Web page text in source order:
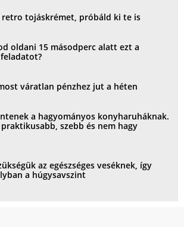
retro tojáskrémet, próbáld ki te is
oldani 15 másodperc alatt ezt a
feladatot?
váratlan pénzhez jut a héten
a hagyományos konyharuháknak.
szebb és nem hagy
az egészséges veséknek, így
a húgysavszint